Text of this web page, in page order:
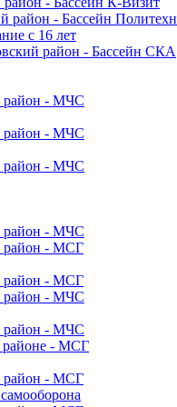
район - Бассейн
с 16 лет
район - Бассейн СКА
район - МЧС
район - МЧС
район - МЧС
район - МЧС
район - МСГ
район - МСГ
район - МЧС
район - МЧС
районе - МСГ
район - МСГ